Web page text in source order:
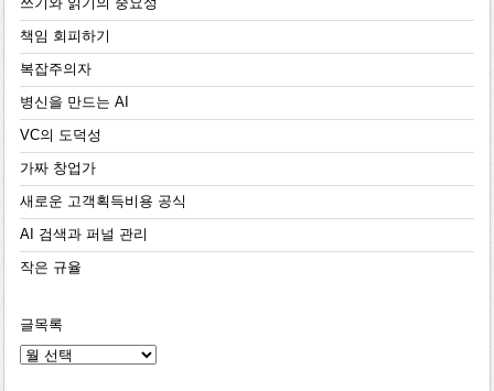
쓰기와 읽기의 중요성
책임 회피하기
복잡주의자
병신을 만드는 AI
VC의 도덕성
가짜 창업가
새로운 고객획득비용 공식
AI 검색과 퍼널 관리
작은 규율
글목록
글